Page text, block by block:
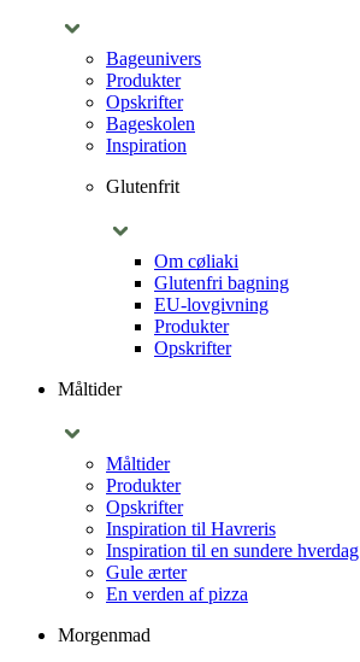
Bageunivers
Produkter
Opskrifter
Bageskolen
Inspiration
Glutenfrit
Om cøliaki
Glutenfri bagning
EU-lovgivning
Produkter
Opskrifter
Måltider
Måltider
Produkter
Opskrifter
Inspiration til Havreris
Inspiration til en sundere hverdag
Gule ærter
En verden af pizza
Morgenmad